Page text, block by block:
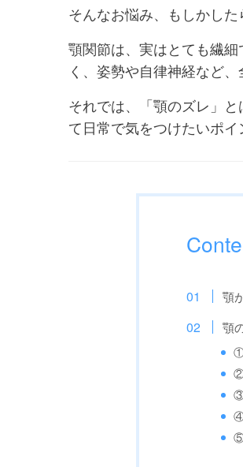
そんなお悩み、もしかした
顎関節は、実はとても繊
く、姿勢や自律神経など
それでは、「顎のズレ」
て日常で気をつけたいポイ
顎
顎
①
②
③
④
⑤